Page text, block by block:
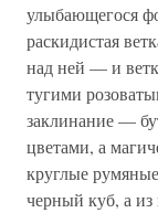
улыбающегося
раскидистая
над ней — и
тугими
заклинание —
цветами, а
круглые
черный куб, а из